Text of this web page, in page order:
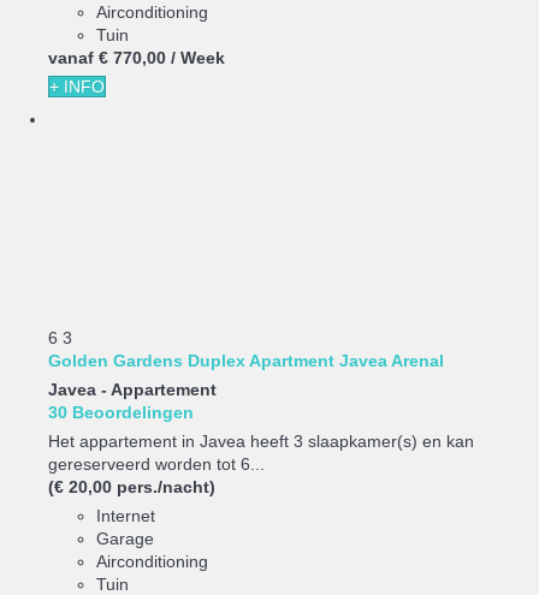
Airconditioning
Tuin
vanaf € 770,00 / Week
+ INFO
6 3
Golden Gardens Duplex Apartment Javea Arenal
Javea - Appartement
30 Beoordelingen
Het appartement in Javea heeft 3 slaapkamer(s) en kan
gereserveerd worden tot 6...
(€ 20,00 pers./nacht)
Internet
Garage
Airconditioning
Tuin